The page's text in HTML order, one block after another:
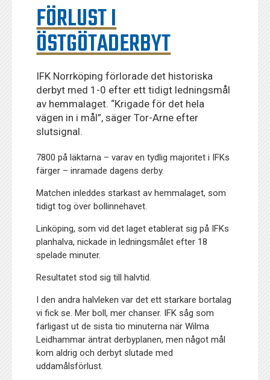
FÖRLUST I
ÖSTGÖTADERBYT
IFK Norrköping förlorade det historiska
derbyt med 1-0 efter ett tidigt ledningsmål
av hemmalaget. “Krigade för det hela
vägen in i mål”, säger Tor-Arne efter
slutsignal.
7800 på läktarna – varav en tydlig majoritet i IFKs
färger – inramade dagens derby.
Matchen inleddes starkast av hemmalaget, som
tidigt tog över bollinnehavet.
Linköping, som vid det laget etablerat sig på IFKs
planhalva, nickade in ledningsmålet efter 18
spelade minuter.
Resultatet stod sig till halvtid.
I den andra halvleken var det ett starkare bortalag
vi fick se. Mer boll, mer chanser. IFK såg som
farligast ut de sista tio minuterna när Wilma
Leidhammar äntrat derbyplanen, men något mål
kom aldrig och derbyt slutade med
uddamålsförlust.